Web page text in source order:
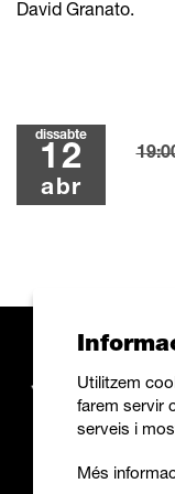
David Granato.
dissabte
12
abr
Utilitzem
farem servir
serveis i
Més